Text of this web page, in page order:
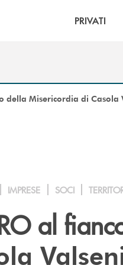
PRIVATI
della Misericordia di Casola
IMPRESE SOCI
al